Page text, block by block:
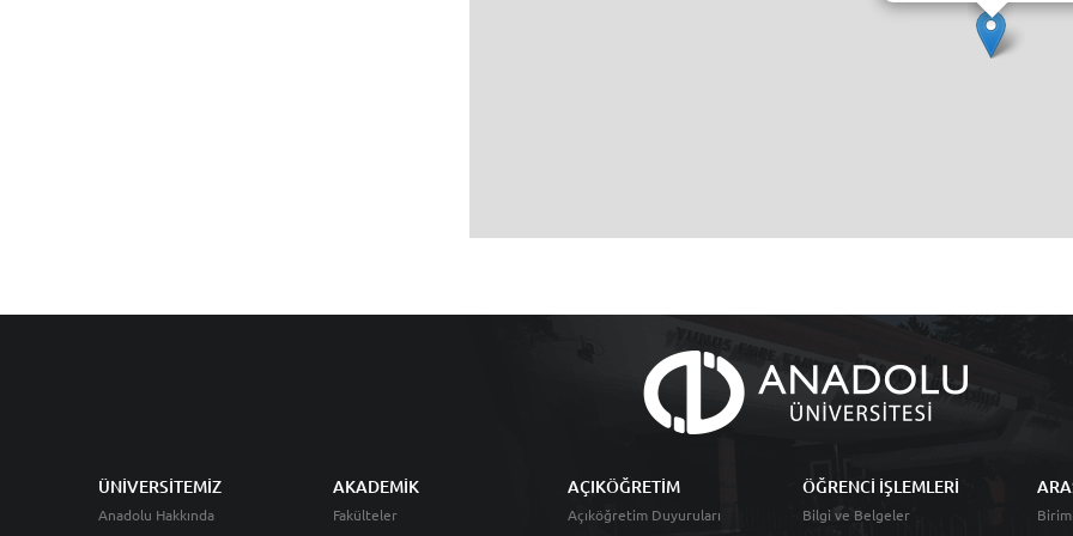
ÜNİVERSİTEMİZ
Anadolu Hakkında
AKADEMİK
Fakülteler
AÇIKÖĞRETİM
Açıköğretim Duyuruları
ÖĞRENCİ İŞLEMLERİ
Bilgi ve Belgeler